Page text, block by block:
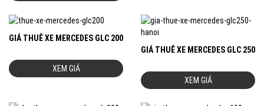
GIÁ THUÊ XE MERCEDES GLC 200
XEM GIÁ
GIÁ THUÊ XE MERCEDES GLC 250
XEM GIÁ